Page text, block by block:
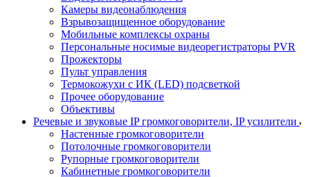
Камеры видеонаблюдения
Взрывозащищенное оборудование
Мобильные комплексы охраны
Персональные носимые видеорегистраторы PVR
Прожекторы
Пульт управления
Термокожухи с ИК (LED) подсветкой
Прочее оборудование
Объективы
Речевые и звуковые IP громкоговорители, IP усилители
Настенные громкоговорители
Потолочные громкоговорители
Рупорные громкоговорители
Кабинетные громкоговорители